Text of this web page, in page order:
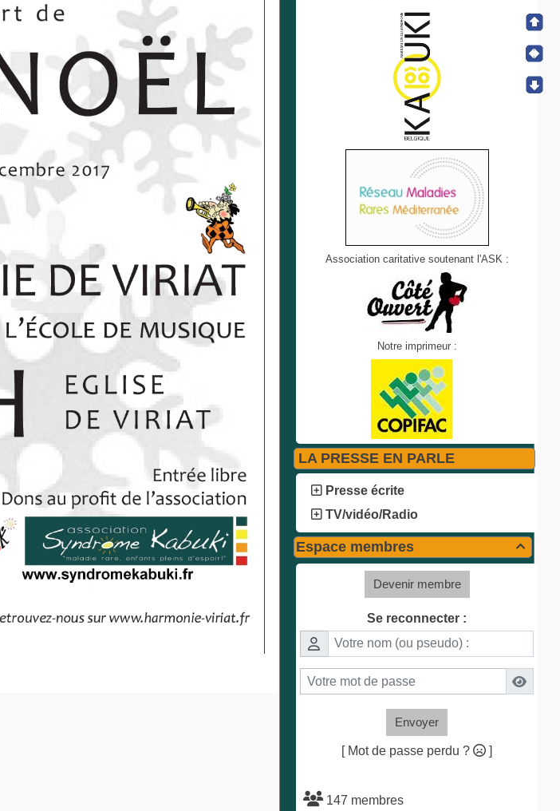
Association caritative soutenant l'ASK :
Notre imprimeur :
LA PRESSE EN PARLE
Presse écrite
TV/vidéo/Radio

Espace membres
Devenir membre
Se reconnecter :
Envoyer
[ Mot de passe perdu ? ]
147 membres